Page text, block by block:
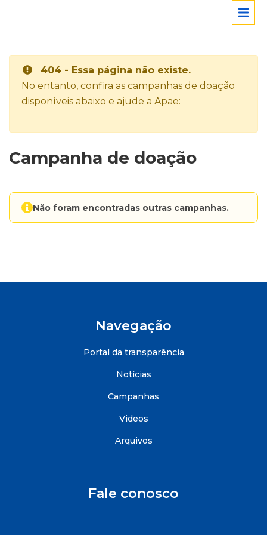
404 - Essa página não existe.
No entanto, confira as campanhas de doação
disponíveis abaixo e ajude a Apae:
Campanha de doação
Não foram encontradas outras campanhas.
Navegação
Portal da transparência
Notícias
Campanhas
Videos
Arquivos
Fale conosco